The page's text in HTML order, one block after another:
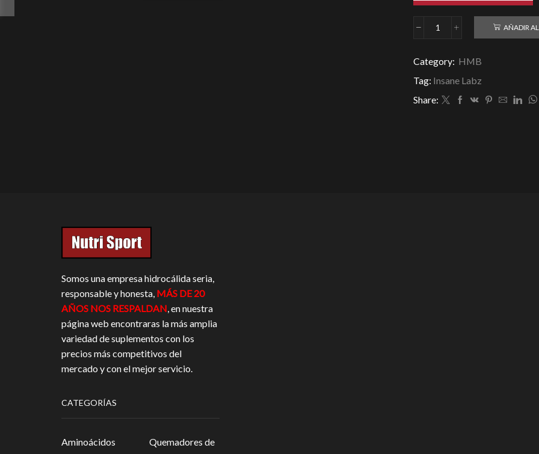
HMB
120
Caps
AÑADIR
Category: HMB
Tag: Insane Labz
Share:
Somos una empresa hidrocálida seria,
responsable y honesta, MÁS DE 20
AÑOS NOS RESPALDAN, en nuestra
página web encontraras la más amplia
variedad de suplementos con los
precios más competitivos del
mercado y con el mejor servicio.
CATEGORÍAS
Aminoácidos
Quemadores de